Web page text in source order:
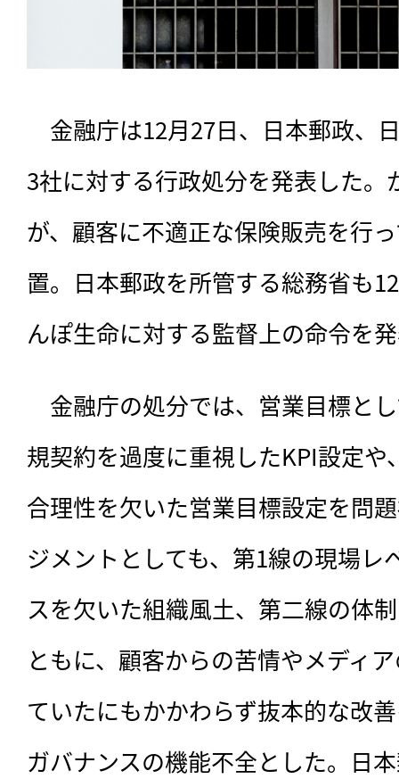
金融庁は12月27日、日本郵政、
3社に対する行政処分を発表した。
が、顧客に不適正な保険販売を行
置。日本郵政を所管する総務省も
んぽ生命に対する監督上の命令を
金融庁の処分では、営業目標と
規契約を過度に重視したKPI設定
合理性を欠いた営業目標設定を問
ジメントとしても、第1線の現場レ
スを欠いた組織風土、第二線の体
ともに、顧客からの苦情やメディ
ていたにもかかわらず抜本的な改
ガバナンスの機能不全とした。日